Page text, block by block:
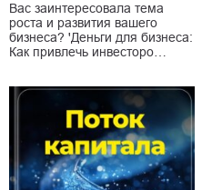
Вас заинтересовала тема
роста и развития вашего
бизнеса? 'Деньги для бизнеса:
Как привлечь инвесторо…